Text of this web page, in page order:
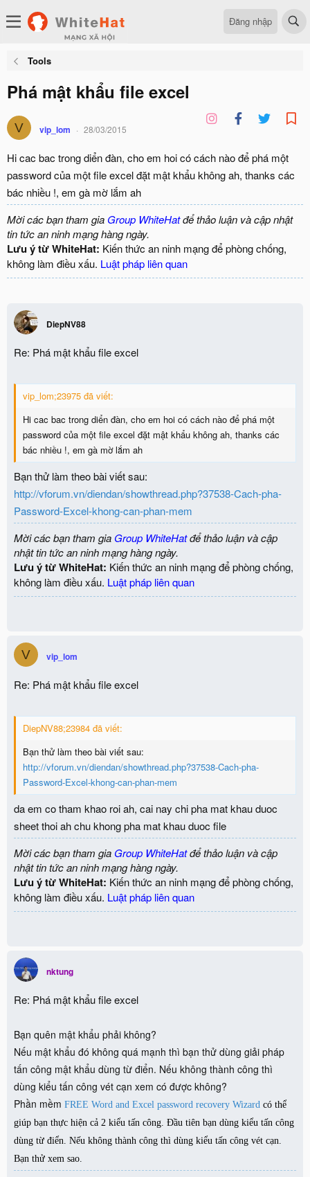
Đăng nhập
Tools
Phá mật khẩu file excel
V vip_lom 28/03/2015
Hi cac bac trong diển đàn, cho em hoi có cách nào để phá một
password của một file excel đặt mật khẩu không ah, thanks các
bác nhiều !, em gà mờ lắm ah
Mời các bạn tham gia Group WhiteHatđể thảo luận và cập nhật
tin tức an ninh mạng hàng ngày.
Lưu ý từ WhiteHat: Kiến thức an ninh mạng để phòng chống,
không làm điều xấu. Luật pháp liên quan
DiepNV88
Re: Phá mật khẩu file excel
vip_lom;23975 đã viết:
Hi cac bac trong diển đàn, cho em hoi có cách nào để phá một
password của một file excel đặt mật khẩu không ah, thanks các
bác nhiều !, em gà mờ lắm ah
Bạn thử làm theo bài viết sau:
http://vforum.vn/diendan/showthread.php?37538-Cach-pha-
Password-Excel-khong-can-phan-mem
Mời các bạn tham gia Group WhiteHatđể thảo luận và cập
nhật tin tức an ninh mạng hàng ngày.
Lưu ý từ WhiteHat: Kiến thức an ninh mạng để phòng chống,
không làm điều xấu. Luật pháp liên quan
V vip_lom
Re: Phá mật khẩu file excel
DiepNV88;23984 đã viết:
Bạn thử làm theo bài viết sau:
http://vforum.vn/diendan/showthread.php?37538-Cach-pha-
Password-Excel-khong-can-phan-mem
da em co tham khao roi ah, cai nay chi pha mat khau duoc
sheet thoi ah chu khong pha mat khau duoc file
Mời các bạn tham gia Group WhiteHatđể thảo luận và cập
nhật tin tức an ninh mạng hàng ngày.
Lưu ý từ WhiteHat: Kiến thức an ninh mạng để phòng chống,
không làm điều xấu. Luật pháp liên quan
nktung
Re: Phá mật khẩu file excel
Bạn quên mật khẩu phải không?
Nếu mật khẩu đó không quá mạnh thì bạn thử dùng giải pháp
tấn công mật khẩu dùng từ điển. Nếu không thành công thì
dùng kiểu tấn công vét cạn xem có được không?
Phần mềm FREE Word and Excel password recovery Wizard có thể
giúp bạn thực hiện cả 2 kiểu tấn công. Đầu tiên bạn dùng kiểu tấn công
dùng từ điển. Nếu không thành công thì dùng kiểu tấn công vét cạn.
Bạn thử xem sao.